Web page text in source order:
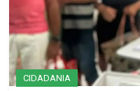
CIDADANIA